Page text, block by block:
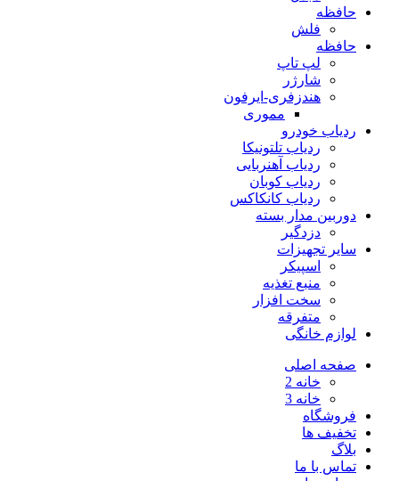
حافظه
فلش
حافظه
لپ تاپ
شارژر
هندزفری-ایرفون
مموری
ردیاب خودرو
ردیاب تلتونیکا
ردیاب آهنربایی
ردیاب کوبان
ردیاب کانکاکس
دوربین مدار بسته
دزدگیر
سایر تجهیزات
اسپیکر
منبع تغذیه
سخت افزار
متفرقه
لوازم خانگی
صفحه اصلی
خانه 2
خانه 3
فروشگاه
تخفیف ها
بلاگ
تماس با ما